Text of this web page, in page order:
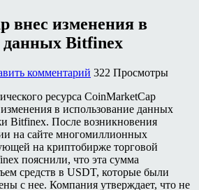
внес изменения в
данных Bitfinex
комментарий 322 Просмотры
ресурса CoinMarketCap
в использование данных
Bitfinex. После возникновения
на сайте многомиллионных
на криптобирже торговой
пояснили, что эта сумма
средств в USDT, которые были
с нее. Компания утверждает, что не